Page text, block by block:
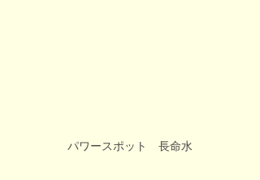
パワースポット　長命水